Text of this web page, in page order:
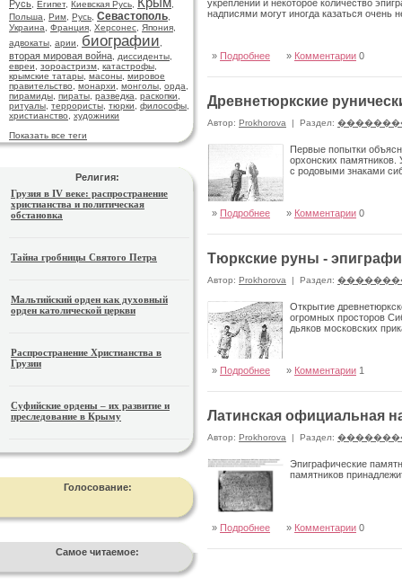
Русь Египет, Киевская Русь
Польша
Рим Русь Севастополь
Украина
Франция Херсонес Япония
адвокаты арии биографии
вторая мировая война диссиденты
евреи
зороастризм катастрофы
крымские татары масоны мировое
правительство
монархи монголы орда
пирамиды пираты разведка раскопки
ритуалы террористы тюрки философы
христианство
художники
Показать все теги
Религия:
Грузия в IV веке: распространение
христианства и политическая
обстановка
Тайна гробницы Святого Петра
Мальтийский орден как духовный
орден католической церкви
Распространение Христианства в
Грузии
Суфийские ордены – их развитие и
преследование в Крыму
Голосование:
Самое читаемое:
укреплений и некоторое количество
надписями могут иногда казаться
» Подробнее » Комментарии 0
Древнетюркские
Автор: Prokhorova | Раздел:
Первые попытки
орхонских
с родовыми зна­ками
» Подробнее » Комментарии 0
Тюркские руны -
Автор: Prokhorova | Раздел:
Открытие
огромных просто­ров
дьяков московских
» Подробнее » Комментарии 1
Латинская официальная
Автор: Prokhorova | Раздел:
Эпиграфические
памятников
» Подробнее » Комментарии 0